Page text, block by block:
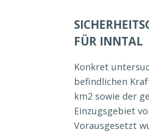
FÜR INNTAL
Konkret
befindlichen
km2 sowie der
Einzugsgebiet
Vorausgesetzt